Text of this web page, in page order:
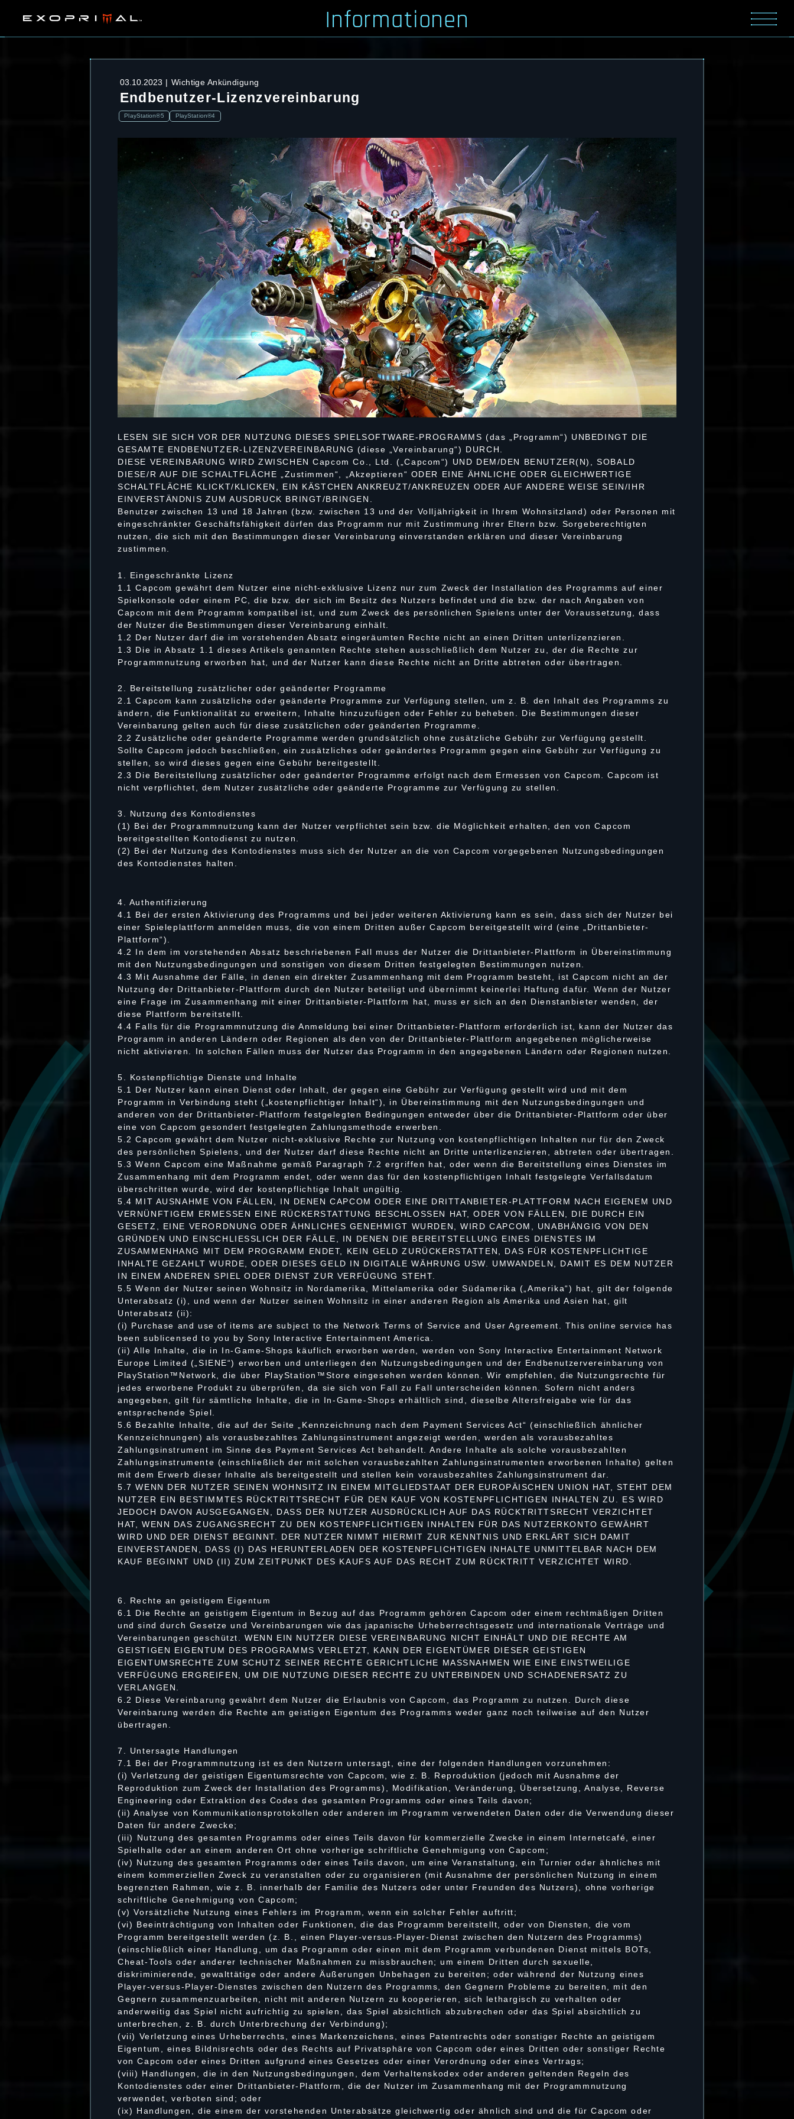
Informationen
03.10.2023 Wichtige Ankündigung
Endbenutzer-Lizenzvereinbarung
PlayStation®5 PlayStation®4
LESEN SIE SICH VOR DER NUTZUNG DIESES SPIELSOFTWARE-PROGRAMMS (das „Programm“) UNBEDINGT DIE
GESAMTE ENDBENUTZER-LIZENZVEREINBARUNG (diese „Vereinbarung“) DURCH.
DIESE VEREINBARUNG WIRD ZWISCHEN Capcom Co., Ltd. („Capcom“) UND DEM/DEN BENUTZER(N), SOBALD
DIESE/R AUF DIE SCHALTFLÄCHE „Zustimmen“, „Akzeptieren“ ODER EINE ÄHNLICHE ODER GLEICHWERTIGE
SCHALTFLÄCHE KLICKT/KLICKEN, EIN KÄSTCHEN ANKREUZT/ANKREUZEN ODER AUF ANDERE WEISE SEIN/IHR
EINVERSTÄNDNIS ZUM AUSDRUCK BRINGT/BRINGEN.
Benutzer zwischen 13 und 18 Jahren (bzw. zwischen 13 und der Volljährigkeit in Ihrem Wohnsitzland) oder Personen mit
eingeschränkter Geschäftsfähigkeit dürfen das Programm nur mit Zustimmung ihrer Eltern bzw. Sorgeberechtigten
nutzen, die sich mit den Bestimmungen dieser Vereinbarung einverstanden erklären und dieser Vereinbarung
zustimmen.
1. Eingeschränkte Lizenz
1.1 Capcom gewährt dem Nutzer eine nicht-exklusive Lizenz nur zum Zweck der Installation des Programms auf einer
Spielkonsole oder einem PC, die bzw. der sich im Besitz des Nutzers befindet und die bzw. der nach Angaben von
Capcom mit dem Programm kompatibel ist, und zum Zweck des persönlichen Spielens unter der Voraussetzung, dass
der Nutzer die Bestimmungen dieser Vereinbarung einhält.
1.2 Der Nutzer darf die im vorstehenden Absatz eingeräumten Rechte nicht an einen Dritten unterlizenzieren.
1.3 Die in Absatz 1.1 dieses Artikels genannten Rechte stehen ausschließlich dem Nutzer zu, der die Rechte zur
Programmnutzung erworben hat, und der Nutzer kann diese Rechte nicht an Dritte abtreten oder übertragen.
2. Bereitstellung zusätzlicher oder geänderter Programme
2.1 Capcom kann zusätzliche oder geänderte Programme zur Verfügung stellen, um z. B. den Inhalt des Programms zu
ändern, die Funktionalität zu erweitern, Inhalte hinzuzufügen oder Fehler zu beheben. Die Bestimmungen dieser
Vereinbarung gelten auch für diese zusätzlichen oder geänderten Programme.
2.2 Zusätzliche oder geänderte Programme werden grundsätzlich ohne zusätzliche Gebühr zur Verfügung gestellt.
Sollte Capcom jedoch beschließen, ein zusätzliches oder geändertes Programm gegen eine Gebühr zur Verfügung zu
stellen, so wird dieses gegen eine Gebühr bereitgestellt.
2.3 Die Bereitstellung zusätzlicher oder geänderter Programme erfolgt nach dem Ermessen von Capcom. Capcom ist
nicht verpflichtet, dem Nutzer zusätzliche oder geänderte Programme zur Verfügung zu stellen.
3. Nutzung des Kontodienstes
(1) Bei der Programmnutzung kann der Nutzer verpflichtet sein bzw. die Möglichkeit erhalten, den von Capcom
bereitgestellten Kontodienst zu nutzen.
(2) Bei der Nutzung des Kontodienstes muss sich der Nutzer an die von Capcom vorgegebenen Nutzungsbedingungen
des Kontodienstes halten.
4. Authentifizierung
4.1 Bei der ersten Aktivierung des Programms und bei jeder weiteren Aktivierung kann es sein, dass sich der Nutzer bei
einer Spieleplattform anmelden muss, die von einem Dritten außer Capcom bereitgestellt wird (eine „Drittanbieter-
Plattform“).
4.2 In dem im vorstehenden Absatz beschriebenen Fall muss der Nutzer die Drittanbieter-Plattform in Übereinstimmung
mit den Nutzungsbedingungen und sonstigen von diesem Dritten festgelegten Bestimmungen nutzen.
4.3 Mit Ausnahme der Fälle, in denen ein direkter Zusammenhang mit dem Programm besteht, ist Capcom nicht an der
Nutzung der Drittanbieter-Plattform durch den Nutzer beteiligt und übernimmt keinerlei Haftung dafür. Wenn der Nutzer
eine Frage im Zusammenhang mit einer Drittanbieter-Plattform hat, muss er sich an den Dienstanbieter wenden, der
diese Plattform bereitstellt.
4.4 Falls für die Programmnutzung die Anmeldung bei einer Drittanbieter-Plattform erforderlich ist, kann der Nutzer das
Programm in anderen Ländern oder Regionen als den von der Drittanbieter-Plattform angegebenen möglicherweise
nicht aktivieren. In solchen Fällen muss der Nutzer das Programm in den angegebenen Ländern oder Regionen nutzen.
5. Kostenpflichtige Dienste und Inhalte
5.1 Der Nutzer kann einen Dienst oder Inhalt, der gegen eine Gebühr zur Verfügung gestellt wird und mit dem
Programm in Verbindung steht („kostenpflichtiger Inhalt“), in Übereinstimmung mit den Nutzungsbedingungen und
anderen von der Drittanbieter-Plattform festgelegten Bedingungen entweder über die Drittanbieter-Plattform oder über
eine von Capcom gesondert festgelegten Zahlungsmethode erwerben.
5.2 Capcom gewährt dem Nutzer nicht-exklusive Rechte zur Nutzung von kostenpflichtigen Inhalten nur für den Zweck
des persönlichen Spielens, und der Nutzer darf diese Rechte nicht an Dritte unterlizenzieren, abtreten oder übertragen.
5.3 Wenn Capcom eine Maßnahme gemäß Paragraph 7.2 ergriffen hat, oder wenn die Bereitstellung eines Dienstes im
Zusammenhang mit dem Programm endet, oder wenn das für den kostenpflichtigen Inhalt festgelegte Verfallsdatum
überschritten wurde, wird der kostenpflichtige Inhalt ungültig.
5.4 MIT AUSNAHME VON FÄLLEN, IN DENEN CAPCOM ODER EINE DRITTANBIETER-PLATTFORM NACH EIGENEM UND
VERNÜNFTIGEM ERMESSEN EINE RÜCKERSTATTUNG BESCHLOSSEN HAT, ODER VON FÄLLEN, DIE DURCH EIN
GESETZ, EINE VERORDNUNG ODER ÄHNLICHES GENEHMIGT WURDEN, WIRD CAPCOM, UNABHÄNGIG VON DEN
GRÜNDEN UND EINSCHLIESSLICH DER FÄLLE, IN DENEN DIE BEREITSTELLUNG EINES DIENSTES IM
ZUSAMMENHANG MIT DEM PROGRAMM ENDET, KEIN GELD ZURÜCKERSTATTEN, DAS FÜR KOSTENPFLICHTIGE
INHALTE GEZAHLT WURDE, ODER DIESES GELD IN DIGITALE WÄHRUNG USW. UMWANDELN, DAMIT ES DEM NUTZER
IN EINEM ANDEREN SPIEL ODER DIENST ZUR VERFÜGUNG STEHT.
5.5 Wenn der Nutzer seinen Wohnsitz in Nordamerika, Mittelamerika oder Südamerika („Amerika“) hat, gilt der folgende
Unterabsatz (i), und wenn der Nutzer seinen Wohnsitz in einer anderen Region als Amerika und Asien hat, gilt
Unterabsatz (ii):
(i) Purchase and use of items are subject to the Network Terms of Service and User Agreement. This online service has
been sublicensed to you by Sony Interactive Entertainment America.
(ii) Alle Inhalte, die in In-Game-Shops käuflich erworben werden, werden von Sony Interactive Entertainment Network
Europe Limited („SIENE“) erworben und unterliegen den Nutzungsbedingungen und der Endbenutzervereinbarung von
PlayStation™Network, die über PlayStation™Store eingesehen werden können. Wir empfehlen, die Nutzungsrechte für
jedes erworbene Produkt zu überprüfen, da sie sich von Fall zu Fall unterscheiden können. Sofern nicht anders
angegeben, gilt für sämtliche Inhalte, die in In-Game-Shops erhältlich sind, dieselbe Altersfreigabe wie für das
entsprechende Spiel.
5.6 Bezahlte Inhalte, die auf der Seite „Kennzeichnung nach dem Payment Services Act“ (einschließlich ähnlicher
Kennzeichnungen) als vorausbezahltes Zahlungsinstrument angezeigt werden, werden als vorausbezahltes
Zahlungsinstrument im Sinne des Payment Services Act behandelt. Andere Inhalte als solche vorausbezahlten
Zahlungsinstrumente (einschließlich der mit solchen vorausbezahlten Zahlungsinstrumenten erworbenen Inhalte) gelten
mit dem Erwerb dieser Inhalte als bereitgestellt und stellen kein vorausbezahltes Zahlungsinstrument dar.
5.7 WENN DER NUTZER SEINEN WOHNSITZ IN EINEM MITGLIEDSTAAT DER EUROPÄISCHEN UNION HAT, STEHT DEM
NUTZER EIN BESTIMMTES RÜCKTRITTSRECHT FÜR DEN KAUF VON KOSTENPFLICHTIGEN INHALTEN ZU. ES WIRD
JEDOCH DAVON AUSGEGANGEN, DASS DER NUTZER AUSDRÜCKLICH AUF DAS RÜCKTRITTSRECHT VERZICHTET
HAT, WENN DAS ZUGANGSRECHT ZU DEN KOSTENPFLICHTIGEN INHALTEN FÜR DAS NUTZERKONTO GEWÄHRT
WIRD UND DER DIENST BEGINNT. DER NUTZER NIMMT HIERMIT ZUR KENNTNIS UND ERKLÄRT SICH DAMIT
EINVERSTANDEN, DASS (I) DAS HERUNTERLADEN DER KOSTENPFLICHTIGEN INHALTE UNMITTELBAR NACH DEM
KAUF BEGINNT UND (II) ZUM ZEITPUNKT DES KAUFS AUF DAS RECHT ZUM RÜCKTRITT VERZICHTET WIRD.
6. Rechte an geistigem Eigentum
6.1 Die Rechte an geistigem Eigentum in Bezug auf das Programm gehören Capcom oder einem rechtmäßigen Dritten
und sind durch Gesetze und Vereinbarungen wie das japanische Urheberrechtsgesetz und internationale Verträge und
Vereinbarungen geschützt. WENN EIN NUTZER DIESE VEREINBARUNG NICHT EINHÄLT UND DIE RECHTE AM
GEISTIGEN EIGENTUM DES PROGRAMMS VERLETZT, KANN DER EIGENTÜMER DIESER GEISTIGEN
EIGENTUMSRECHTE ZUM SCHUTZ SEINER RECHTE GERICHTLICHE MASSNAHMEN WIE EINE EINSTWEILIGE
VERFÜGUNG ERGREIFEN, UM DIE NUTZUNG DIESER RECHTE ZU UNTERBINDEN UND SCHADENERSATZ ZU
VERLANGEN.
6.2 Diese Vereinbarung gewährt dem Nutzer die Erlaubnis von Capcom, das Programm zu nutzen. Durch diese
Vereinbarung werden die Rechte am geistigen Eigentum des Programms weder ganz noch teilweise auf den Nutzer
übertragen.
7. Untersagte Handlungen
7.1 Bei der Programmnutzung ist es den Nutzern untersagt, eine der folgenden Handlungen vorzunehmen:
(i) Verletzung der geistigen Eigentumsrechte von Capcom, wie z. B. Reproduktion (jedoch mit Ausnahme der
Reproduktion zum Zweck der Installation des Programms), Modifikation, Veränderung, Übersetzung, Analyse, Reverse
Engineering oder Extraktion des Codes des gesamten Programms oder eines Teils davon;
(ii) Analyse von Kommunikationsprotokollen oder anderen im Programm verwendeten Daten oder die Verwendung dieser
Daten für andere Zwecke;
(iii) Nutzung des gesamten Programms oder eines Teils davon für kommerzielle Zwecke in einem Internetcafé, einer
Spielhalle oder an einem anderen Ort ohne vorherige schriftliche Genehmigung von Capcom;
(iv) Nutzung des gesamten Programms oder eines Teils davon, um eine Veranstaltung, ein Turnier oder ähnliches mit
einem kommerziellen Zweck zu veranstalten oder zu organisieren (mit Ausnahme der persönlichen Nutzung in einem
begrenzten Rahmen, wie z. B. innerhalb der Familie des Nutzers oder unter Freunden des Nutzers), ohne vorherige
schriftliche Genehmigung von Capcom;
(v) Vorsätzliche Nutzung eines Fehlers im Programm, wenn ein solcher Fehler auftritt;
(vi) Beeinträchtigung von Inhalten oder Funktionen, die das Programm bereitstellt, oder von Diensten, die vom
Programm bereitgestellt werden (z. B., einen Player-versus-Player-Dienst zwischen den Nutzern des Programms)
(einschließlich einer Handlung, um das Programm oder einen mit dem Programm verbundenen Dienst mittels BOTs,
Cheat-Tools oder anderer technischer Maßnahmen zu missbrauchen; um einem Dritten durch sexuelle,
diskriminierende, gewalttätige oder andere Äußerungen Unbehagen zu bereiten; oder während der Nutzung eines
Player-versus-Player-Dienstes zwischen den Nutzern des Programms, den Gegnern Probleme zu bereiten, mit den
Gegnern zusammenzuarbeiten, nicht mit anderen Nutzern zu kooperieren, sich lethargisch zu verhalten oder
anderweitig das Spiel nicht aufrichtig zu spielen, das Spiel absichtlich abzubrechen oder das Spiel absichtlich zu
unterbrechen, z. B. durch Unterbrechung der Verbindung);
(vii) Verletzung eines Urheberrechts, eines Markenzeichens, eines Patentrechts oder sonstiger Rechte an geistigem
Eigentum, eines Bildnisrechts oder des Rechts auf Privatsphäre von Capcom oder eines Dritten oder sonstiger Rechte
von Capcom oder eines Dritten aufgrund eines Gesetzes oder einer Verordnung oder eines Vertrags;
(viii) Handlungen, die in den Nutzungsbedingungen, dem Verhaltenskodex oder anderen geltenden Regeln des
Kontodienstes oder einer Drittanbieter-Plattform, die der Nutzer im Zusammenhang mit der Programmnutzung
verwendet, verboten sind; oder
(ix) Handlungen, die einem der vorstehenden Unterabsätze gleichwertig oder ähnlich sind und die für Capcom oder